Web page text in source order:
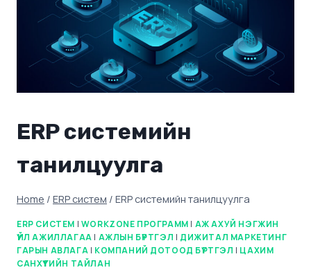
ERP системийн
танилцуулга
Home / ERP систем / ERP системийн танилцуулга
ERP СИСТЕМ | WORKZONE ПРОГРАММ | АЖ АХУЙ НЭГЖИН
ҮЙЛ АЖИЛЛАГАА | АЖЛЫН БҮРТГЭЛ | ДИЖИТАЛ МАРКЕТИНГ
ГАРЫН АВЛАГА | КОМПАНИЙ ДОТООД БҮРТГЭЛ | ЦАХИМ
САНХҮҮГИЙН ТАЙЛАН